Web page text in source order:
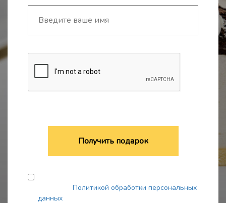
Получить подарок
Политикой обработки персональных
данных